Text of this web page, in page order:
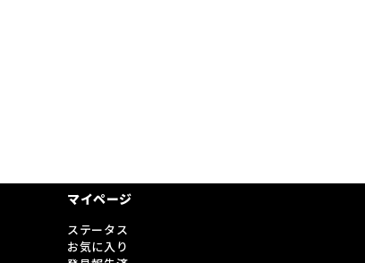
マイページ
ステータス
お気に入り